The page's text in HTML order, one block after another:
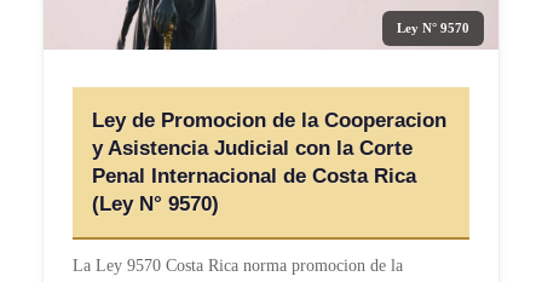
Ley N° 9570
Ley de Promocion de la Cooperacion
y Asistencia Judicial con la Corte
Penal Internacional de Costa Rica
(Ley N° 9570)
La Ley 9570 Costa Rica norma promocion de la